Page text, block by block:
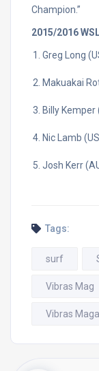
Champion.”
2015/2016
Greg Long
Makuakai
Billy Kemper
Nic Lamb
Josh Kerr
Tags:
surf
Vibras Mag
Vibras